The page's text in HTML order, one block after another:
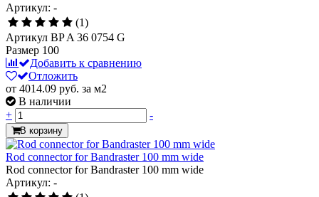
Артикул: -
(1)
Артикул BP A 36 0754 G
Размер 100
Добавить к сравнению
Отложить
от 4014.09 руб. за м2
В наличии
+
-
В корзину
Rod connector for Bandraster 100 mm wide
Rod connector for Bandraster 100 mm wide
Артикул: -